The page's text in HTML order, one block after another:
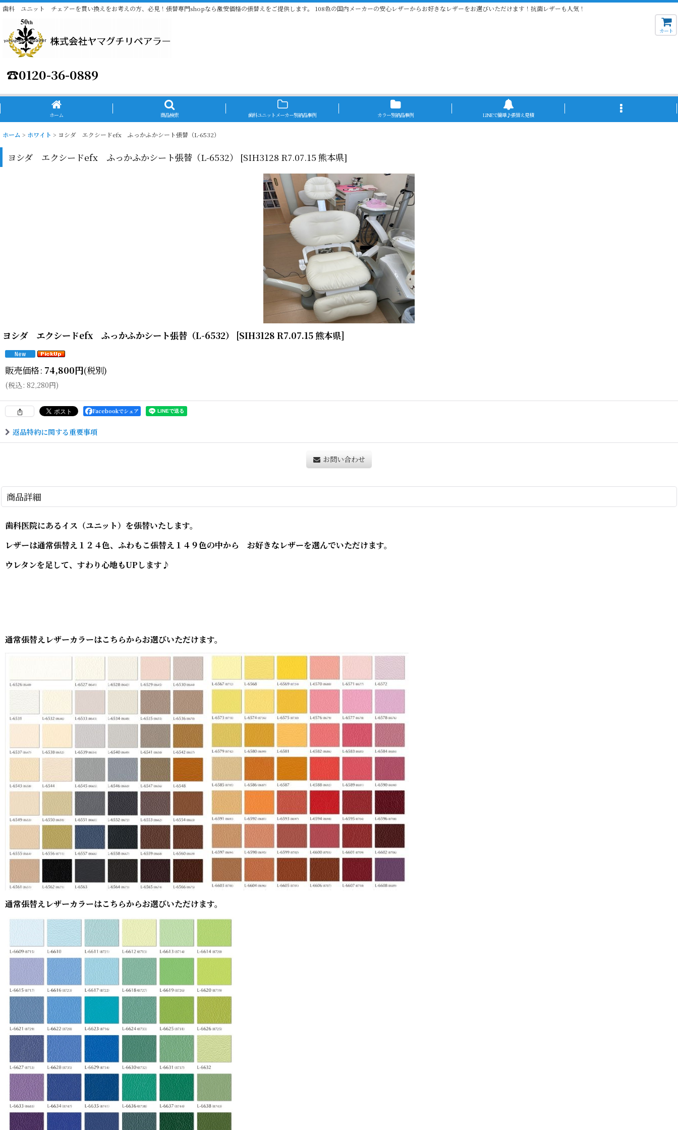
歯科 ユニット チェアーを買い換えをお考えの方、必見！張替専門shopなら激安価格の張替えをご提供します。 108色の国内メーカーの安心レザーからお好きなレザーをお選びいただけます！抗菌レザーも人気！
☎0120-36-0889
カート
ホーム 商品検索 歯科ユニットメーカー別納品事例 カラー別納品事例 LINEで簡単♪張替え見積
ホーム > ホワイト > ヨシダ エクシードefx ふっかふかシート張替（L-6532）
ヨシダ エクシードefx ふっかふかシート張替（L-6532） [SIH3128 R7.07.15 熊本県]
ヨシダ エクシードefx ふっかふかシート張替（L-6532） [SIH3128 R7.07.15 熊本県]
販売価格: 74,800円(税別)
(税込: 82,280円)
Facebookでシェア
返品特約に関する重要事項
お問い合わせ
商品詳細
歯科医院にあるイス（ユニット）を張替いたします。
レザーは通常張替え１２４色、ふわもこ張替え１４９色の中から お好きなレザーを選んでいただけます。
ウレタンを足して、すわり心地もUPします♪
通常張替えレザーカラーはこちらからお選びいただけます。
通常張替えレザーカラーはこちらからお選びいただけます。